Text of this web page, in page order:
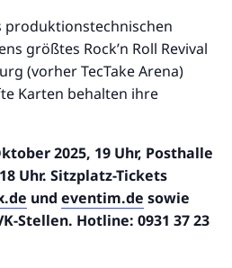
produktionstechnischen
größtes Rock’n Roll Revival
(vorher TecTake Arena)
Karten behalten ihre
2025, 19 Uhr, Posthalle
Uhr. Sitzplatz-Tickets
und eventim.de sowie
Stellen. Hotline: 0931 37 23